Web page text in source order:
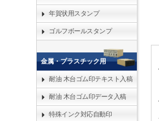
年賀状用スタンプ
ゴルフボールスタンプ
金属・プラスチック用
耐油 木台ゴム印テキスト入稿
耐油 木台ゴム印データ入稿
特殊インク対応自動印